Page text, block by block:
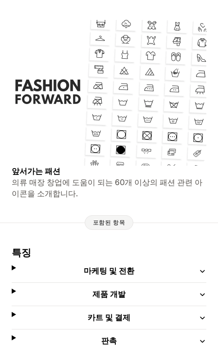
앞서가는 패션
의류 매장 창업에 도움이 되는 60개 이상의 패션 관련 아
이콘을 소개합니다.
포함된 항목
특징
마케팅 및 전환
제품 개발
카트 및 결제
판촉